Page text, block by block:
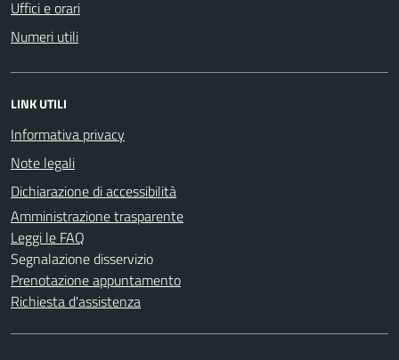
Uffici e orari
Numeri utili
LINK UTILI
Informativa privacy
Note legali
Dichiarazione di accessibilità
Amministrazione trasparente
Leggi le FAQ
Segnalazione disservizio
Prenotazione appuntamento
Richiesta d'assistenza